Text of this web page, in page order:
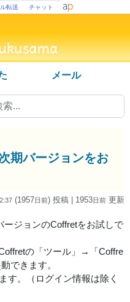
転送 チャット
メール
期バージョンをお
(1957日前) 投稿 | 1953日前 更新
ージョンのCoffretをお試しで
の「ツール」→「Coffre
できます。
す。（ログイン情報は除く